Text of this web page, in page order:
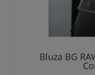
Bluza BG